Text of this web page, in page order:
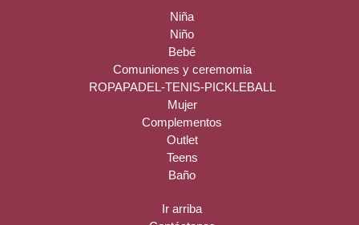
Niña
Niño
Bebé
Comuniones y ceremomia
ROPAPADEL-TENIS-PICKLEBALL
Mujer
Complementos
Outlet
Teens
Baño
Ir arriba